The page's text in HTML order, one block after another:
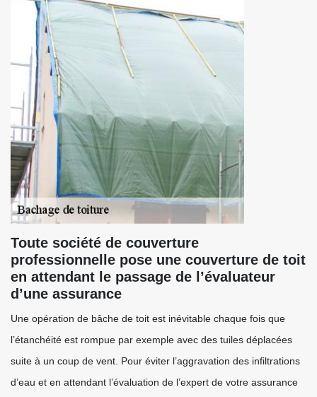
Toute société de couverture
professionnelle pose une couverture de toit
en attendant le passage de l’évaluateur
d’une assurance
Une opération de bâche de toit est inévitable chaque fois que
l’étanchéité est rompue par exemple avec des tuiles déplacées
suite à un coup de vent. Pour éviter l’aggravation des infiltrations
d’eau et en attendant l’évaluation de l’expert de votre assurance